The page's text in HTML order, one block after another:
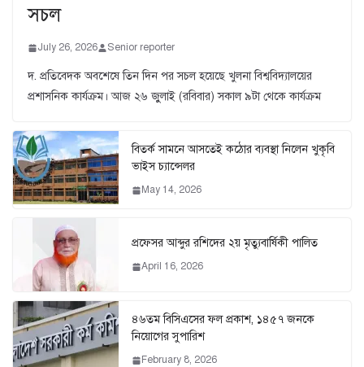
সচল
July 26, 2026 Senior reporter
দ. প্রতিবেদক অবশেষে তিন দিন পর সচল হয়েছে খুলনা বিশ্ববিদ্যালয়ের
প্রশাসনিক কার্যক্রম। আজ ২৬ জুুলাই (রবিবার) সকাল ৯টা থেকে কার্যক্রম
বিতর্ক সামনে আসতেই কঠোর ব্যবস্থা নিলেন খুকৃবি
ভাইস চ্যান্সেলর
May 14, 2026
প্রফেসর আব্দুর রশিদের ২য় মৃত্যুবার্ষিকী পালিত
April 16, 2026
৪৬তম বিসিএসের ফল প্রকাশ, ১৪৫৭ জনকে
নিয়োগের সুপারিশ
February 8, 2026